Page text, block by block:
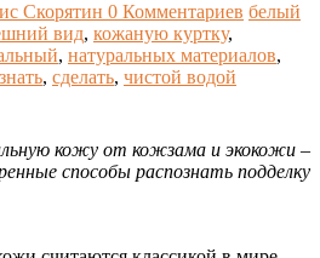
Скорятин 0 Комментариев белый
вид, кожаную куртку,
, натуральных материалов,
, сделать, чистой водой
кожу от кожзама и экокожи –
способы распознать подделку